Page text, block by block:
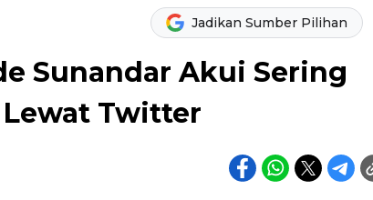
Jadikan Sumber Pilihan
Sunandar Akui Sering
Twitter